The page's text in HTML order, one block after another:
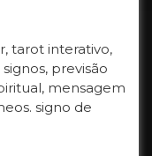
tarot interativo,
previsão
mensagem
signo de